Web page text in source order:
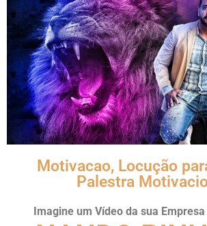
Motivacao, Locução
Palestra
Imagine um Vídeo da sua